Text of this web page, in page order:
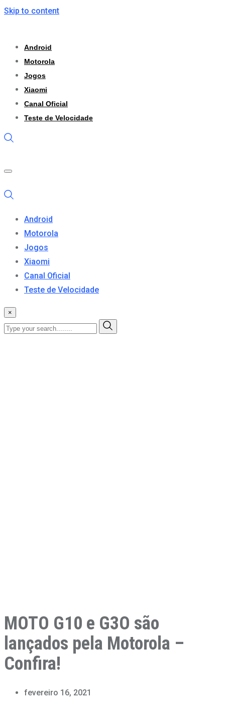
Skip to content
Android
Motorola
Jogos
Xiaomi
Canal Oficial
Teste de Velocidade
Android
Motorola
Jogos
Xiaomi
Canal Oficial
Teste de Velocidade
×
MOTO G10 e G3O são
lançados pela Motorola –
Confira!
fevereiro 16, 2021